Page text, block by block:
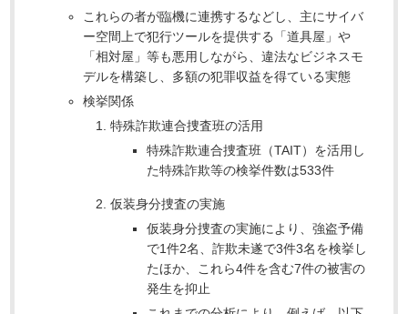
これらの者が臨機に連携するなどし、主にサイバ
ー空間上で犯行ツールを提供する「道具屋」や
「相対屋」等も悪用しながら、違法なビジネスモ
デルを構築し、多額の犯罪収益を得ている実態
検挙関係
特殊詐欺連合捜査班の活用
特殊詐欺連合捜査班（TAIT）を活用し
た特殊詐欺等の検挙件数は533件
仮装身分捜査の実施
仮装身分捜査の実施により、強盗予備
で1件2名、詐欺未遂で3件3名を検挙し
たほか、これら4件を含む7件の被害の
発生を抑止